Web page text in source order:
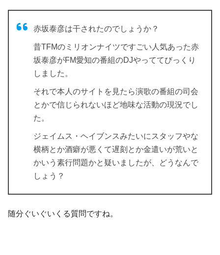
赤坂泰彦は干されたのでしょうか？
昔TFMのミリオンナイツですごい人気あった赤
坂泰彦がFM愛知の番組のDJやっててびっくり
しました。
それで本人のサイトを見たら演歌の番組の司会
とかで信じられないほど地味な活動の現況でし
た。
ジェイムス・ヘイブンスみたいにスタッフやな
横柄とか酒癖が悪くて遅刻とか金遣いが荒いと
かいう素行問題かと疑いましたが、どうなんで
しょう？
随分ぐいぐいくる質問ですね。